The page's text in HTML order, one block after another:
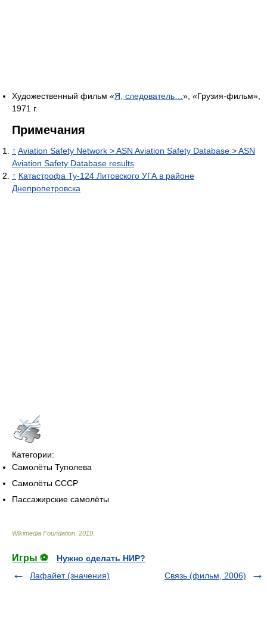
Художественный фильм «Я, следователь…», «Грузия-фильм»,
1971 г.
Примечания
↑ Aviation Safety Network > ASN Aviation Safety Database > ASN
Aviation Safety Database results
↑ Катастрофа Ту-124 Литовского УГА в районе
Днепропетровска
Категории:
Самолёты Туполева
Самолёты СССР
Пассажирские самолёты
Wikimedia Foundation. 2010.
Игры ⚽
Нужно сделать НИР?
Лафайет (значения)
Связь (фильм, 2006)